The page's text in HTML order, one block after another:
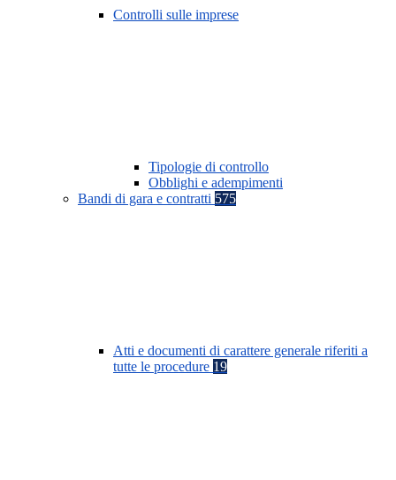
Controlli sulle imprese
Tipologie di controllo
Obblighi e adempimenti
Bandi di gara e contratti 575
Atti e documenti di carattere generale riferiti a
tutte le procedure 19